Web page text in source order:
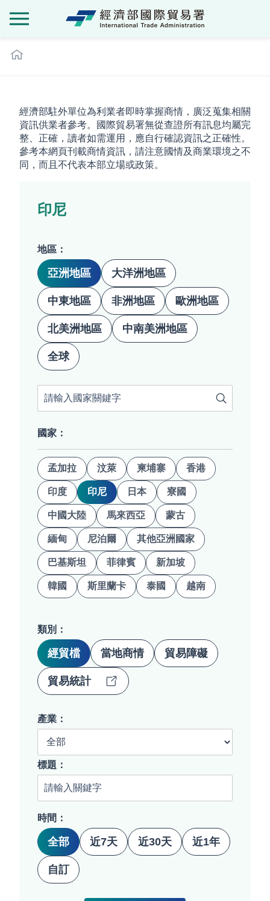
:::
經濟部駐外單位為利業者即時掌握商情，廣泛蒐集相關
資訊供業者參考。國際貿易署無從查證所有訊息均屬完
整、正確，讀者如需運用，應自行確認資訊之正確性。
參考本網頁刊載商情資訊，請注意國情及商業環境之不
同，而且不代表本部立場或政策。
印尼
地區：
亞洲地區 大洋洲地區
中東地區 非洲地區 歐洲地區
北美洲地區 中南美洲地區
全球
國家：
孟加拉 汶萊 柬埔寨 香港
印度 印尼 日本 寮國
中國大陸 馬來西亞 蒙古
緬甸 尼泊爾 其他亞洲國家
巴基斯坦 菲律賓 新加坡
韓國 斯里蘭卡 泰國 越南
類別：
經貿檔 當地商情 貿易障礙
貿易統計
產業：
標題：
時間：
全部 近7天 近30天 近1年
自訂